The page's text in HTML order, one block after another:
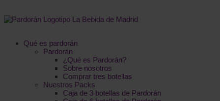
Qué es pardorán
Pardorán
¿Qué es Pardorán?
Sobre nosotros
Comprar tres botellas
Nuestros Packs
Caja de 3 botellas de Pardorán